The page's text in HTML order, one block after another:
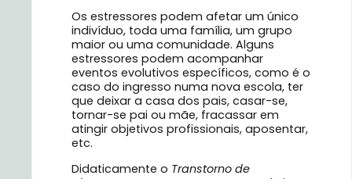
Os estressores podem afetar um único
indivíduo, toda uma família, um grupo
maior ou uma comunidade. Alguns
estressores podem acompanhar
eventos evolutivos específicos, como é o
caso do ingresso numa nova escola, ter
que deixar a casa dos pais, casar-se,
tornar-se pai ou mãe, fracassar em
atingir objetivos profissionais, aposentar,
etc.
Didaticamente o Transtorno de